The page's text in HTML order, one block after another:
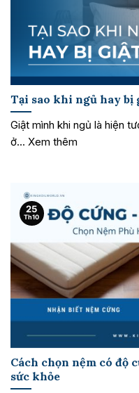
Tại sao khi ngủ hay bị
Giật mình khi ngủ là hiện
ở... Xem thêm
Cách chọn nệm có độ
sức khỏe
25
Th10